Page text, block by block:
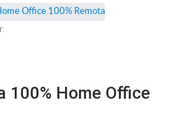
100% Home Office